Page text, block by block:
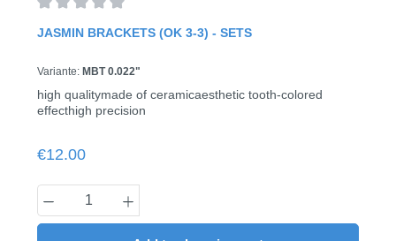
JASMIN BRACKETS (OK 3-3) - SETS
Variante: MBT 0.022"
high qualitymade of ceramicaesthetic tooth-colored
effecthigh precision
Regular price:
€12.00
Product Quantity: Enter the desired